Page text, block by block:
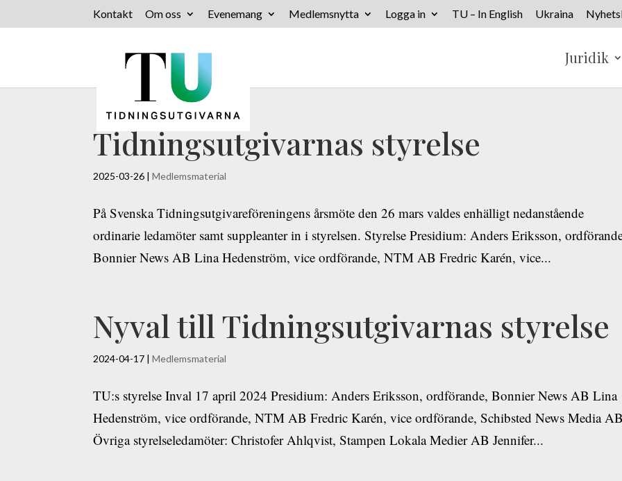
Kontakt Om oss Evenemang Medlemsnytta Logga in TU – In English Ukraina
Juridik
Tidningsutgivarnas styrelse
2025-03-26 |Medlemsmaterial
På Svenska Tidningsutgivareföreningens årsmöte den 26 mars valdes enhälligt nedanstående
ordinarie ledamöter samt suppleanter in i styrelsen. Styrelse Presidium: Anders Eriksson,
Bonnier News AB Lina Hedenström, vice ordförande, NTM AB Fredric Karén, vice...
Nyval till Tidningsutgivarnas styrelse
2024-04-17 |Medlemsmaterial
TU:s styrelse Inval 17 april 2024 Presidium: Anders Eriksson, ordförande, Bonnier News AB Lina
Hedenström, vice ordförande, NTM AB Fredric Karén, vice ordförande, Schibsted News Media
Övriga styrelseledamöter: Christofer Ahlqvist, Stampen Lokala Medier AB Jennifer...